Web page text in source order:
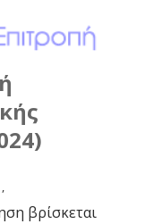
,
βρίσκεται